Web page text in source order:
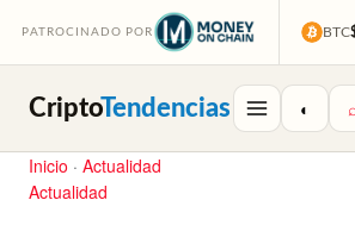
PATROCINADO POR BTC
CriptoTendencias ◐
Inicio · Actualidad
Actualidad